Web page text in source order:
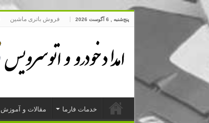
پنج‌شنبه , 6 آگوست 2026 فروش باتری ماشین
خدمات فارما مقالات و آموزش